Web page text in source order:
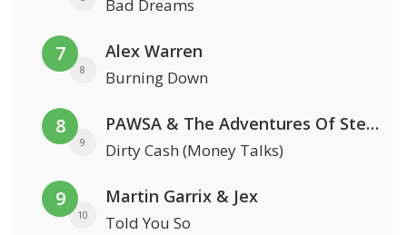
Bad Dreams
7
8
Alex Warren
Burning Down
8
9
PAWSA & The Adventures Of Stevie V
Dirty Cash (Money Talks)
9
10
Martin Garrix & Jex
Told You So